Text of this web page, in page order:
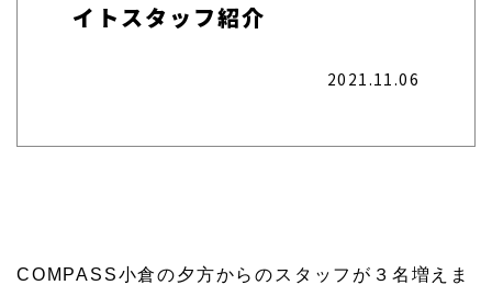
イトスタッフ紹介
2021.11.06
COMPASS小倉の夕方からのスタッフが３名増えま